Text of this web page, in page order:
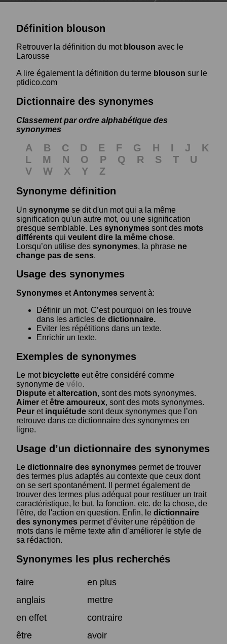
Définition blouson
Retrouver la définition du mot blouson avec le
Larousse
A lire également la définition du terme blouson sur le
ptidico.com
Dictionnaire des synonymes
Classement par ordre alphabétique des
synonymes
A B C D E F G H I J
K
L
M N O P Q R S T
U
V
W X Y
Z
Synonyme définition
Un synonyme se dit d'un mot qui a la même
signification qu'un autre mot, ou une signification
presque semblable. Les synonymes sont des mots
différents qui veulent dire la même chose.
Lorsqu’on utilise des synonymes, la phrase ne
change pas de sens.
Usage des synonymes
Synonymes et Antonymes servent à:
Définir un mot. C’est pourquoi on les trouve
dans les articles de dictionnaire.
Eviter les répétitions dans un texte.
Enrichir un texte.
Exemples de synonymes
Le mot bicyclette eut être considéré comme
synonyme de vélo.
Dispute etaltercation, sont des mots synonymes.
Aimer etêtre amoureux, sont des mots synonymes.
Peur et inquiétude sont deux synonymes que l’on
retrouve dans ce dictionnaire des synonymes en
ligne.
Usage d’un dictionnaire des synonymes
Le dictionnaire des synonymes permet de trouver
des termes plus adaptés au contexte que ceux dont
on se sert spontanément. Il permet également de
trouver des termes plus adéquat pour restituer un trait
caractéristique, le but, la fonction, etc. de la chose, de
l'être, de l'action en question. Enfin, le dictionnaire
des synonymes permet d’éviter une répétition de
mots dans le même texte afin d’améliorer le style de
sa rédaction.
Synonymes les plus recherchés
faire
en plus
anglais
mettre
en effet
contraire
être
avoir